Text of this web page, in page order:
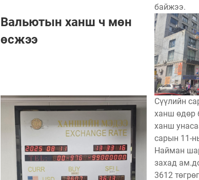
байжээ.
Вальютын ханш ч мөн
өсжээ
Сүүлийн
ханш өдөр
ханш
сарын 11-
Найман
захад
3612